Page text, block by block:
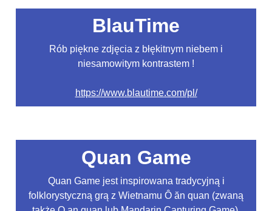
BlauTime
Rób piękne zdjęcia z błękitnym niebem i
niesamowitym kontrastem !
https://www.blautime.com/pl/
Quan Game
Quan Game jest inspirowana tradycyjną i
folklorystyczną grą z Wietnamu Ô ăn quan (zwaną